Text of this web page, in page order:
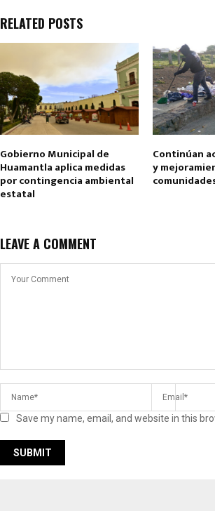
RELATED POSTS
Gobierno Municipal de
Huamantla aplica medidas
por contingencia ambiental
estatal
Continúan
y
LEAVE A COMMENT
Save my name, email, and website in this